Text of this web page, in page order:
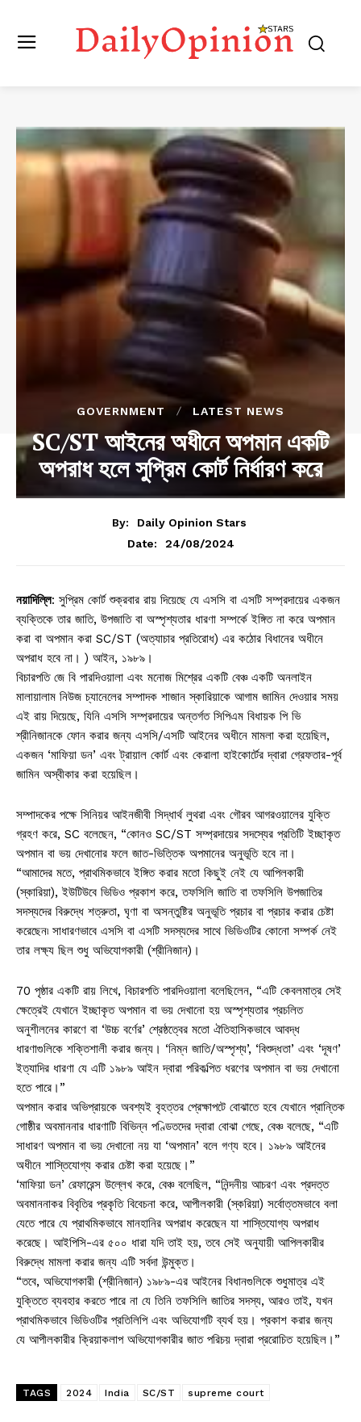
GOVERNMENT LATEST NEWS
SC/ST আইনের অধীনে অপমান একটি
অপরাধ হলে সুপ্রিম কোর্ট নির্ধারণ করে
By:
Daily Opinion Stars
Date:
24/08/2024
নয়াদিল্লি: সুপ্রিম কোর্ট শুক্রবার রায় দিয়েছে যে এসসি বা এসটি সম্প্রদায়ের একজন
ব্যক্তিকে তার জাতি, উপজাতি বা অস্পৃশ্যতার ধারণা সম্পর্কে ইঙ্গিত না করে অপমান
করা বা অপমান করা SC/ST (অত্যাচার প্রতিরোধ) এর কঠোর বিধানের অধীনে
অপরাধ হবে না। ) আইন, ১৯৮৯।
বিচারপতি জে বি পারদিওয়ালা এবং মনোজ মিশ্রের একটি বেঞ্চ একটি অনলাইন
মালায়ালাম নিউজ চ্যানেলের সম্পাদক শাজান স্কারিয়াকে আগাম জামিন দেওয়ার সময়
এই রায় দিয়েছে, যিনি এসসি সম্প্রদায়ের অন্তর্গত সিপিএম বিধায়ক পি ভি
শ্রীনিজানকে ফোন করার জন্য এসসি/এসটি আইনের অধীনে মামলা করা হয়েছিল,
একজন ‘মাফিয়া ডন’ এবং ট্রায়াল কোর্ট এবং কেরালা হাইকোর্টের দ্বারা গ্রেফতার-পূর্ব
জামিন অস্বীকার করা হয়েছিল।
সম্পাদকের পক্ষে সিনিয়র আইনজীবী সিদ্ধার্থ লুথরা এবং গৌরব আগরওয়ালের যুক্তি
গ্রহণ করে, SC বলেছেন, “কোনও SC/ST সম্প্রদায়ের সদস্যের প্রতিটি ইচ্ছাকৃত
অপমান বা ভয় দেখানোর ফলে জাত-ভিত্তিক অপমানের অনুভূতি হবে না।
“আমাদের মতে, প্রাথমিকভাবে ইঙ্গিত করার মতো কিছুই নেই যে আপিলকারী
(স্কারিয়া), ইউটিউবে ভিডিও প্রকাশ করে, তফসিলি জাতি বা তফসিলি উপজাতির
সদস্যদের বিরুদ্ধে শত্রুতা, ঘৃণা বা অসন্তুষ্টির অনুভূতি প্রচার বা প্রচার করার চেষ্টা
করেছেন৷ সাধারণভাবে এসসি বা এসটি সদস্যদের সাথে ভিডিওটির কোনো সম্পর্ক নেই
তার লক্ষ্য ছিল শুধু অভিযোগকারী (শ্রীনিজান)।
70 পৃষ্ঠার একটি রায় লিখে, বিচারপতি পারদিওয়ালা বলেছিলেন, “এটি কেবলমাত্র সেই
ক্ষেত্রেই যেখানে ইচ্ছাকৃত অপমান বা ভয় দেখানো হয় অস্পৃশ্যতার প্রচলিত
অনুশীলনের কারণে বা ‘উচ্চ বর্ণের’ শ্রেষ্ঠত্বের মতো ঐতিহাসিকভাবে আবদ্ধ
ধারণাগুলিকে শক্তিশালী করার জন্য। ‘নিম্ন জাতি/অস্পৃশ্য’, ‘বিশুদ্ধতা’ এবং ‘দূষণ’
ইত্যাদির ধারণা যে এটি ১৯৮৯ আইন দ্বারা পরিকল্পিত ধরণের অপমান বা ভয় দেখানো
হতে পারে।”
অপমান করার অভিপ্রায়কে অবশ্যই বৃহত্তর প্রেক্ষাপটে বোঝাতে হবে যেখানে প্রান্তিক
গোষ্ঠীর অবমাননার ধারণাটি বিভিন্ন পণ্ডিতদের দ্বারা বোঝা গেছে, বেঞ্চ বলেছে, “এটি
সাধারণ অপমান বা ভয় দেখানো নয় যা ‘অপমান’ বলে গণ্য হবে। ১৯৮৯ আইনের
অধীনে শাস্তিযোগ্য করার চেষ্টা করা হয়েছে।”
‘মাফিয়া ডন’ রেফারেন্স উল্লেখ করে, বেঞ্চ বলেছিল, “নিন্দনীয় আচরণ এবং প্রদত্ত
অবমাননাকর বিবৃতির প্রকৃতি বিবেচনা করে, আপীলকারী (স্করিয়া) সর্বোত্তমভাবে বলা
যেতে পারে যে প্রাথমিকভাবে মানহানির অপরাধ করেছেন যা শাস্তিযোগ্য অপরাধ
করেছে। আইপিসি-এর ৫০০ ধারা যদি তাই হয়, তবে সেই অনুযায়ী আপিলকারীর
বিরুদ্ধে মামলা করার জন্য এটি সর্বদা উন্মুক্ত।
“তবে, অভিযোগকারী (শ্রীনিজান) ১৯৮৯-এর আইনের বিধানগুলিকে শুধুমাত্র এই
যুক্তিতে ব্যবহার করতে পারে না যে তিনি তফসিলি জাতির সদস্য, আরও তাই, যখন
প্রাথমিকভাবে ভিডিওটির প্রতিলিপি এবং অভিযোগটি ব্যর্থ হয়। প্রকাশ করার জন্য
যে আপীলকারীর ক্রিয়াকলাপ অভিযোগকারীর জাত পরিচয় দ্বারা প্ররোচিত হয়েছিল।”
TAGS 2024 India SC/ST supreme court